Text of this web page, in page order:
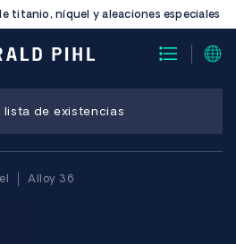
titanio, níquel y aleaciones especiales
Alloy 36